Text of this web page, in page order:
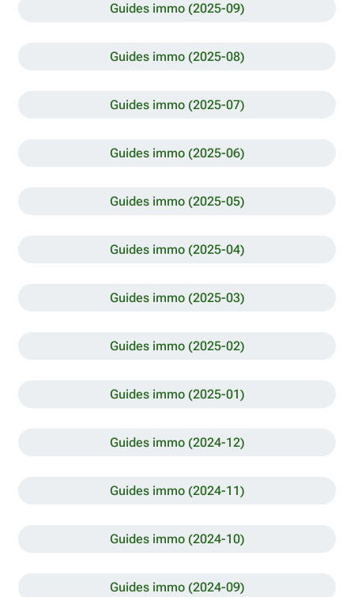
Guides immo (2025-09)
Guides immo (2025-08)
Guides immo (2025-07)
Guides immo (2025-06)
Guides immo (2025-05)
Guides immo (2025-04)
Guides immo (2025-03)
Guides immo (2025-02)
Guides immo (2025-01)
Guides immo (2024-12)
Guides immo (2024-11)
Guides immo (2024-10)
Guides immo (2024-09)